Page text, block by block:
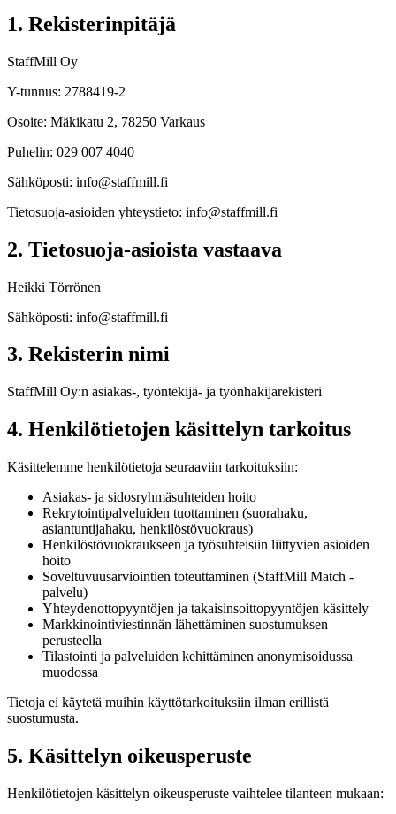
1. Rekisterinpitäjä
StaffMill Oy
Y-tunnus: 2788419-2
Osoite: Mäkikatu 2, 78250 Varkaus
Puhelin: 029 007 4040
Sähköposti: info@staffmill.fi
Tietosuoja-asioiden yhteystieto: info@staffmill.fi
2. Tietosuoja-asioista vastaava
Heikki Törrönen
Sähköposti: info@staffmill.fi
3. Rekisterin nimi
StaffMill Oy:n asiakas-, työntekijä- ja työnhakijarekisteri
4. Henkilötietojen käsittelyn tarkoitus
Käsittelemme henkilötietoja seuraaviin tarkoituksiin:
Asiakas- ja sidosryhmäsuhteiden hoito
Rekrytointipalveluiden tuottaminen (suorahaku,
asiantuntijahaku, henkilöstövuokraus)
Henkilöstövuokraukseen ja työsuhteisiin liittyvien asioiden
hoito
Soveltuvuusarviointien toteuttaminen (StaffMill Match -
palvelu)
Yhteydenottopyyntöjen ja takaisinsoittopyyntöjen käsittely
Markkinointiviestinnän lähettäminen suostumuksen
perusteella
Tilastointi ja palveluiden kehittäminen anonymisoidussa
muodossa
Tietoja ei käytetä muihin käyttötarkoituksiin ilman erillistä
suostumusta.
5. Käsittelyn oikeusperuste
Henkilötietojen käsittelyn oikeusperuste vaihtelee tilanteen mukaan: